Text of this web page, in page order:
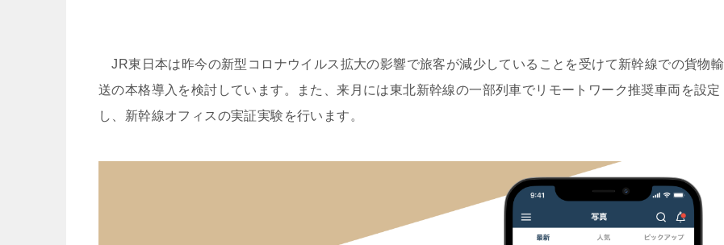
JR東日本は昨今の新型コロナウイルス拡大の影響で旅客が減少していることを受けて新幹線での貨物輸
送の本格導入を検討しています。また、来月には東北新幹線の一部列車でリモートワーク推奨車両を設定
し、新幹線オフィスの実証実験を行います。